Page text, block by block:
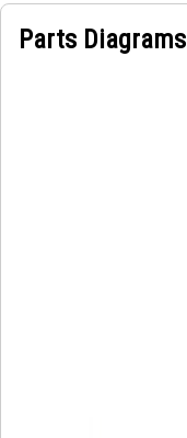
Parts Diagrams